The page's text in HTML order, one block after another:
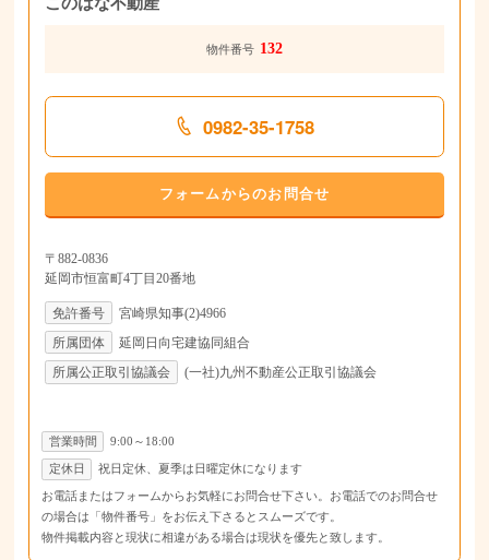
物件番号 132
0982-35-1758
フォームからのお問合せ
〒882-0836
延岡市恒富町4丁目20番地
免許番号
宮崎県知事(2)4966
所属団体
延岡日向宅建協同組合
所属公正取引協議会
(一社)九州不動産公正取引協議会
営業時間 9:00～18:00
定休日 祝日定休、夏季は日曜定休になります
お電話またはフォームからお気軽にお問合せ下さい。お電話でのお問合せ
の場合は「物件番号」をお伝え下さるとスムーズです。
物件掲載内容と現状に相違がある場合は現状を優先と致します。